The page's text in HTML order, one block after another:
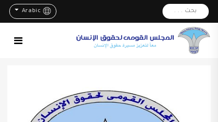
بحث . . . Arabic